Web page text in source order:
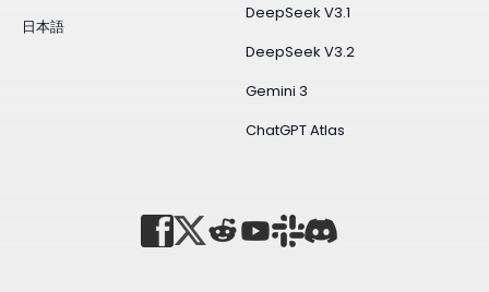
DeepSeek V3.1
DeepSeek V3.2
Gemini 3
ChatGPT Atlas
日本語